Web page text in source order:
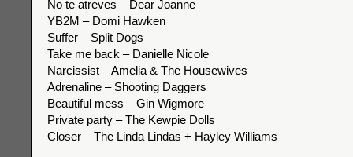
No te atreves – Dear Joanne
YB2M – Domi Hawken
Suffer – Split Dogs
Take me back – Danielle Nicole
Narcissist – Amelia & The Housewives
Adrenaline – Shooting Daggers
Beautiful mess – Gin Wigmore
Private party – The Kewpie Dolls
Closer – The Linda Lindas + Hayley Williams